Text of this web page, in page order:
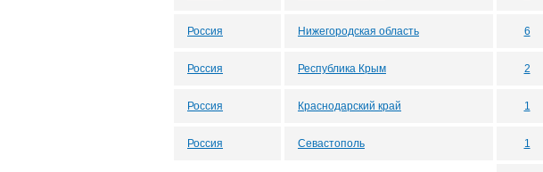
Россия Нижегородская область 6
Россия Республика Крым 2
Россия Краснодарский край 1
Россия Севастополь 1